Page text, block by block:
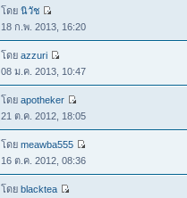
โดยนิวัช
18 ก.พ. 2013, 16:20
โดยazzuri
08 ม.ค. 2013, 10:47
โดยapotheker
21 ต.ค. 2012, 18:05
โดยmeawba555
16 ต.ค. 2012, 08:36
โดยblacktea